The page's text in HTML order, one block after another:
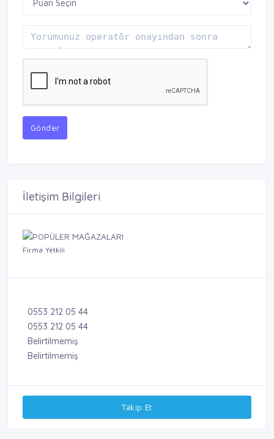
Gönder
İletişim Bilgileri
Firma Yetkili
0553 212 05 44
0553 212 05 44
Belirtilmemiş
Belirtilmemiş
Takip Et